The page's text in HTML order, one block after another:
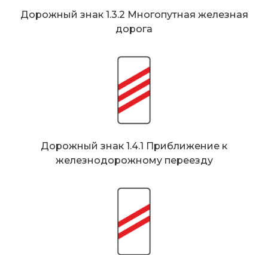
Дорожный знак 1.3.2 Многопутная железная
дорога
Дорожный знак 1.4.1 Приближение к
железнодорожному переезду